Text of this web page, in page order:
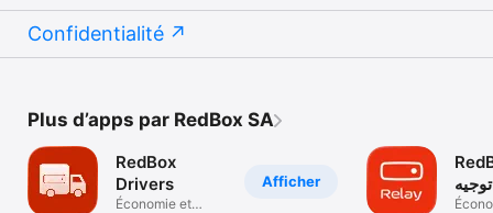
Confidentialité
Plus d’apps par RedBox SA
Afficher
RedBox
Drivers
Économie et